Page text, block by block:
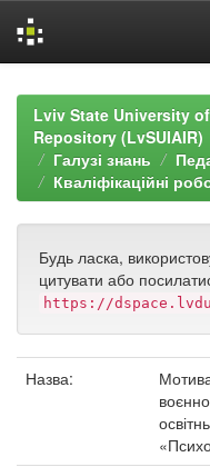
navigationLviv State University
Repository (LvSUIAIR)
Галузі знань
Кваліфікаційні
Будь ласка,
цитувати або
https://
Назва: